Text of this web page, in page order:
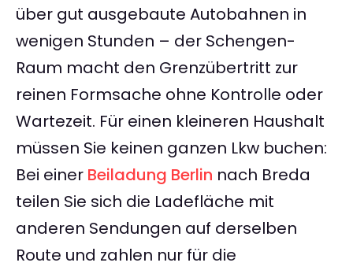
über gut ausgebaute Autobahnen in
wenigen Stunden – der Schengen-
Raum macht den Grenzübertritt zur
reinen Formsache ohne Kontrolle oder
Wartezeit. Für einen kleineren Haushalt
müssen Sie keinen ganzen Lkw buchen:
Bei einer Beiladung Berlin nach Breda
teilen Sie sich die Ladefläche mit
anderen Sendungen auf derselben
Route und zahlen nur für die